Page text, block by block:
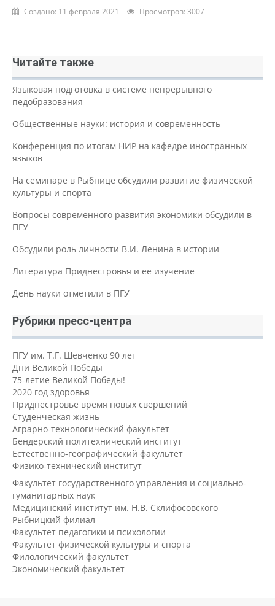
Создано: 11 февраля 2021 Просмотров: 3007
Читайте также
Языковая подготовка в системе непрерывного
педобразования
Общественные науки: история и современность
Конференция по итогам НИР на кафедре иностранных
языков
На семинаре в Рыбнице обсудили развитие физической
культуры и спорта
Вопросы современного развития экономики обсудили в
ПГУ
Обсудили роль личности В.И. Ленина в истории
Литература Приднестровья и ее изучение
День науки отметили в ПГУ
Рубрики пресс-центра
ПГУ им. Т.Г. Шевченко 90 лет
Дни Великой Победы
75-летие Великой Победы!
2020 год здоровья
Приднестровье время новых свершений
Студенческая жизнь
Аграрно-технологический факультет
Бендерский политехнический институт
Естественно-географический факультет
Физико-технический институт
Факультет государственного управления и социально-
гуманитарных наук
Медицинский институт им. Н.В. Склифосовского
Рыбницкий филиал
Факультет педагогики и психологии
Факультет физической культуры и спорта
Филологический факультет
Экономический факультет